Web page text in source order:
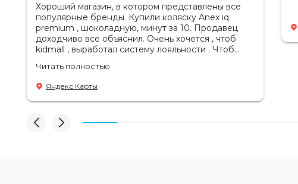
Хороший магазин, в котором представлены все
популярные бренды. Купили коляску Anex iq
premium , шоколадную, минут за 10. Продавец
доходчиво все объяснил. Очень хочется , чтоб
kidmall , выработал систему лояльности . Чтоб
Читать полностью
Яндекс Карты